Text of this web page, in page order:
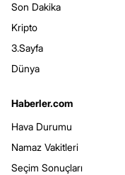
Son Dakika
Kripto
3.Sayfa
Dünya
Haberler.com
Hava Durumu
Namaz Vakitleri
Seçim Sonuçları